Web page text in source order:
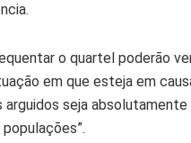
o quartel poderão
em que esteja em
seja